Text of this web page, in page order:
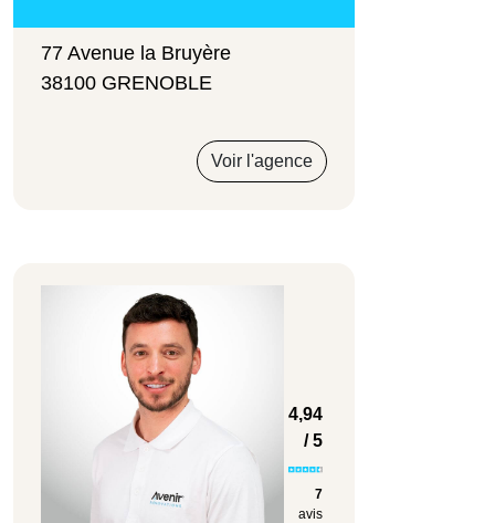
77 Avenue la Bruyère
38100 GRENOBLE
Voir l'agence
4,94
/ 5
7
avis